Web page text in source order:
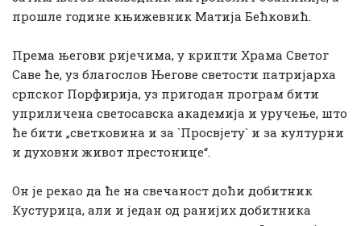
прошле године књижевник Матија Бећковић.
Према његови ријечима, у крипти Храма Светог
Саве ће, уз благослов Његове светости патријарха
српског Порфирија, уз пригодан програм бити
уприличена светосавска академија и уручење, што
ће бити „светковина и за `Просвјету` и за културни
и духовни живот престонице“.
Он је рекао да ће на свечаност доћи добитник
Кустурица, али и један од ранијих добитника